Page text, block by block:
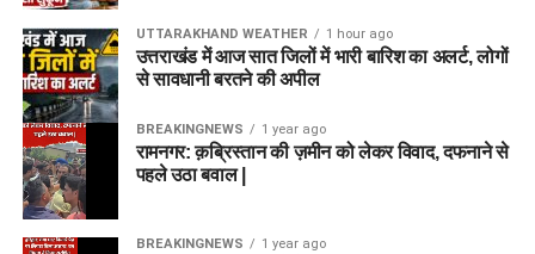
UTTARAKHAND WEATHER 1 hour ago
उत्तराखंड में आज सात जिलों में भारी बारिश का अलर्ट, लोगों
से सावधानी बरतने की अपील
BREAKINGNEWS 1 year ago
रामनगर: क़ब्रिस्तान की ज़मीन को लेकर विवाद, दफनाने से
पहले उठा बवाल |
BREAKINGNEWS 1 year ago